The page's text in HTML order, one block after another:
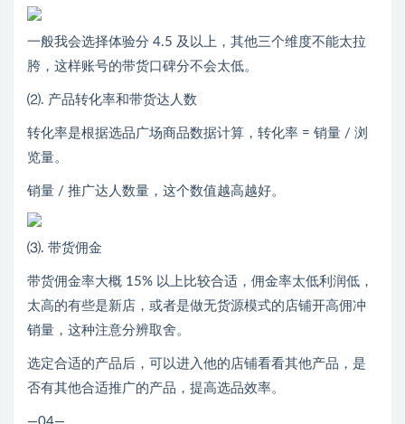
一般我会选择体验分 4.5 及以上，其他三个维度不能太拉
胯，这样账号的带货口碑分不会太低。
⑵. 产品转化率和带货达人数
转化率是根据选品广场商品数据计算，转化率 = 销量 / 浏
览量。
销量 / 推广达人数量，这个数值越高越好。
⑶. 带货佣金
带货佣金率大概 15% 以上比较合适，佣金率太低利润低，
太高的有些是新店，或者是做无货源模式的店铺开高佣冲
销量，这种注意分辨取舍。
选定合适的产品后，可以进入他的店铺看看其他产品，是
否有其他合适推广的产品，提高选品效率。